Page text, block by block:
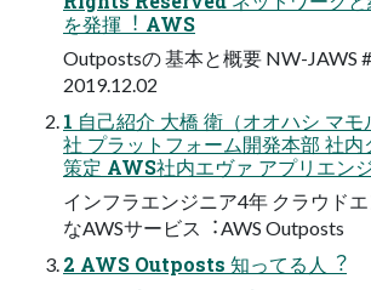
を発揮︕ AWS
Outpostsの 基本と概要 NW-JAWS
2019.12.02
1 ⾃⼰紹介 ⼤橋 衛（オオハシ マ
社 プラットフォーム開発本部 社
策定 AWS社内エヴァ アプリエン
インフラエンジニア4年 クラウド
なAWSサービス︓AWS Outposts
2 AWS Outposts 知ってる⼈︖